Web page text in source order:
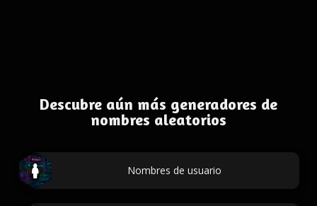
Descubre aún más generadores de
nombres aleatorios
Nombres de usuario